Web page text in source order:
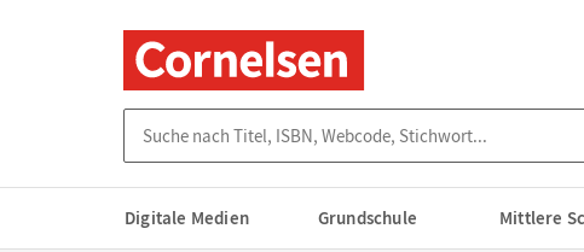
Digitale Medien Grundschule Mittlere